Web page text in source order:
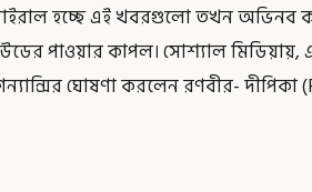
হচ্ছে এই খবরগুলো তখন
পাওয়ার কাপল। সোশ্যাল মিডিয়ায়,
ঘোষণা করলেন রণবীর-